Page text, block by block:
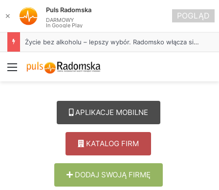
Życie bez alkoholu – lepszy wybór. Radomsko włącza się w Miesiąc Trzeźwości
Menu
APLIKACJE MOBILNE
KATALOG FIRM
DODAJ SWOJĄ FIRMĘ
✕
Puls Radomska
DARMOWY
In Google Play
POGLĄD